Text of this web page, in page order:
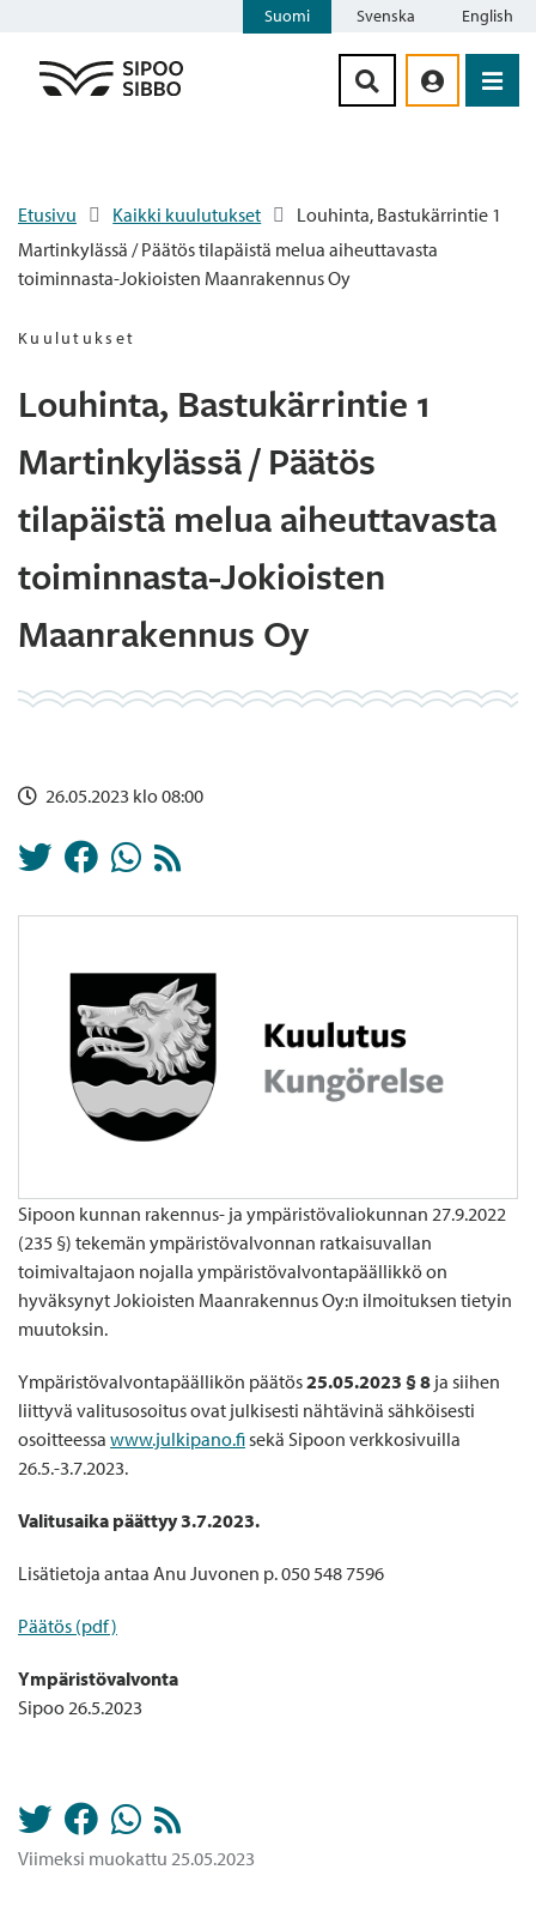
Suomi Svenska English
Etusivu Kaikki kuulutukset
Louhinta, Bastukärrintie 1
Martinkylässä / Päätös tilapäistä melua aiheuttavasta
toiminnasta-Jokioisten Maanrakennus Oy
Kuulutukset
Louhinta, Bastukärrintie 1
Martinkylässä / Päätös
tilapäistä melua aiheuttavasta
toiminnasta-Jokioisten
Maanrakennus Oy
26.05.2023 klo 08:00
Sipoon kunnan rakennus- ja ympäristövaliokunnan 27.9.2022
(235 §) tekemän ympäristövalvonnan ratkaisuvallan
toimivaltajaon nojalla ympäristövalvontapäällikkö on
hyväksynyt Jokioisten Maanrakennus Oy:n ilmoituksen tietyin
muutoksin.
Ympäristövalvontapäällikön päätös25.05.2023 § 8 ja siihen
liittyvä valitusosoitus ovat julkisesti nähtävinä sähköisesti
osoitteessawww.julkipano.fisekä Sipoon verkkosivuilla
26.5.-3.7.2023.
Valitusaika päättyy 3.7.2023.
Lisätietoja antaa Anu Juvonen p. 050 548 7596
Päätös (pdf)
Ympäristövalvonta
Sipoo 26.5.2023
Viimeksi muokattu 25.05.2023